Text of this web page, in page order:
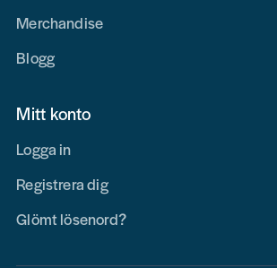
Merchandise
Blogg
Mitt konto
Logga in
Registrera dig
Glömt lösenord?